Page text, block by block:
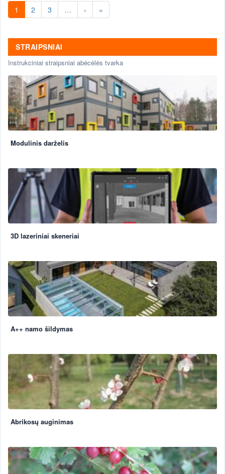
1 2 3 … › »
STRAIPSNIAI
Instrukciniai straipsniai abėcėlės tvarka
Modulinis darželis
3D lazeriniai skeneriai
A++ namo šildymas
Abrikosų auginimas